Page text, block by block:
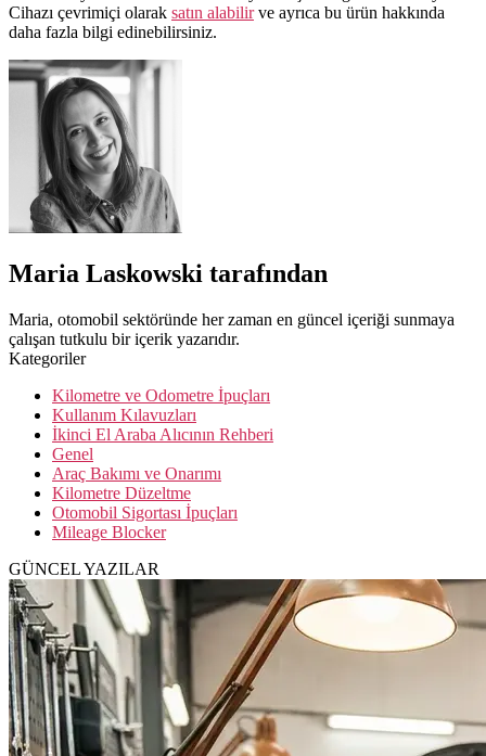
Cihazı çevrimiçi olarak satın alabilirve ayrıca bu ürün hakkında
daha fazla bilgi edinebilirsiniz.
Maria Laskowski tarafından
Maria, otomobil sektöründe her zaman en güncel içeriği sunmaya
çalışan tutkulu bir içerik yazarıdır.
Kategoriler
Kilometre ve Odometre İpuçları
Kullanım Kılavuzları
İkinci El Araba Alıcının Rehberi
Genel
Araç Bakımı ve Onarımı
Kilometre Düzeltme
Otomobil Sigortası İpuçları
Mileage Blocker
GÜNCEL YAZILAR